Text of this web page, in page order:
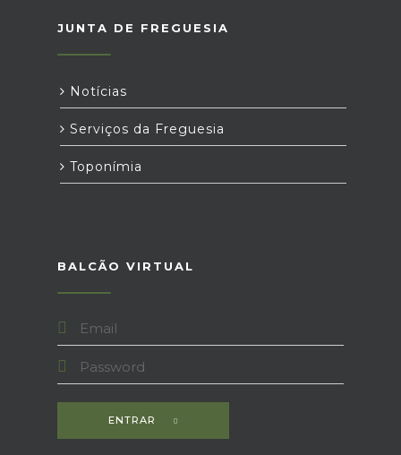
JUNTA DE FREGUESIA
Notícias
Serviços da Freguesia
Toponímia
BALCÃO VIRTUAL
ENTRAR